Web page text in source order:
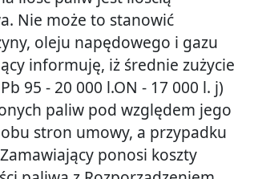
Nie może to stanowić
oleju napędowego i gazu
informuję, iż średnie zużycie
95 - 20 000 l.ON - 17 000 l. j)
paliw pod względem jego
stron umowy, a przypadku
ponosi koszty